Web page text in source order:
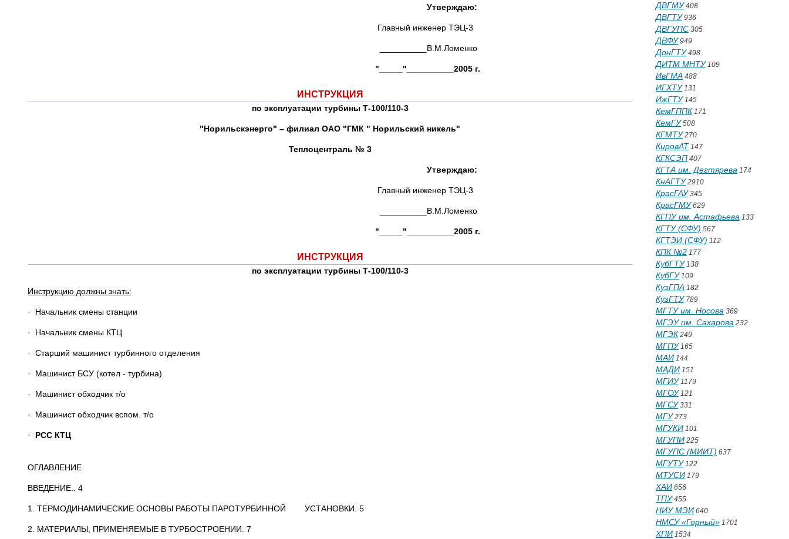
Утверждаю:
Главный инженер ТЭЦ-3
__________В.М.Ломенко
"_____"__________2005 г.
ИНСТРУКЦИЯ
по эксплуатации турбины Т-100/110-3
"Норильскэнерго" – филиал ОАО "ГМК " Норильский никель"
Теплоцентраль № 3
Утверждаю:
Главный инженер ТЭЦ-3
__________В.М.Ломенко
"_____"__________2005 г.
ИНСТРУКЦИЯ
по эксплуатации турбины Т-100/110-3
Инструкцию должны знать:
· Начальник смены станции
· Начальник смены КТЦ
· Старший машинист турбинного отделения
· Машинист БСУ (котел - турбина)
· Машинист обходчик т/о
· Машинист обходчик вспом. т/о
· РСС КТЦ
ОГЛАВЛЕНИЕ
ВВЕДЕНИЕ.. 4
1. ТЕРМОДИНАМИЧЕСКИЕ ОСНОВЫ РАБОТЫ ПАРОТУРБИННОЙ УСТАНОВКИ. 5
2. МАТЕРИАЛЫ, ПРИМЕНЯЕМЫЕ В ТУРБОСТРОЕНИИ. 7
ДВГМУ408
ДВГТУ936
ДВГУПС 305
ДВФУ949
ДонГТУ498
ДИТМ МНТУ109
ИвГМА 488
ИГХТУ131
ИжГТУ145
КемГППК 171
КемГУ508
КГМТУ270
КировАТ 147
КГКСЭП 407
КГТА им. Дегтярева 174
КнАГТУ2910
КрасГАУ345
КрасГМУ629
КГПУ им. Астафьева 133
КГТУ (СФУ) 567
КГТЭИ (СФУ) 112
КПК №2 177
КубГТУ138
КубГУ109
КузГПА 182
КузГТУ789
МГТУ им. Носова 369
МГЭУ им. Сахарова 232
МГЭК 249
МГПУ165
МАИ 144
МАДИ 151
МГИУ1179
МГОУ121
МГСУ331
МГУ273
МГУКИ 101
МГУПИ 225
МГУПС (МИИТ) 637
МГУТУ122
МТУСИ 179
ХАИ 656
ТПУ455
НИУ МЭИ 640
НМСУ «Горный» 1701
ХПИ 1534